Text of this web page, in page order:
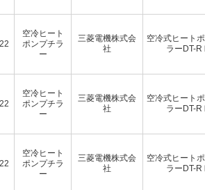
空冷ヒート
ポンプチラ
ー
三菱電機株式会
社
空冷式ヒート
ラーDT-
空冷ヒート
ポンプチラ
ー
三菱電機株式会
社
空冷式ヒート
ラーDT-
空冷ヒート
ポンプチラ
ー
三菱電機株式会
社
空冷式ヒート
ラーDT-